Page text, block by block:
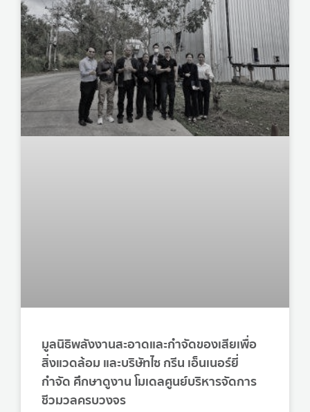
มูลนิธิพลังงานสะอาดและกำจัดของเสียเพื่อ
สิ่งแวดล้อม และบริษัทไซ กรีน เอ็นเนอร์ยี่
กำจัด ศึกษาดูงาน โมเดลศูนย์บริหารจัดการ
ชีวมวลครบวงจร